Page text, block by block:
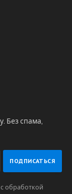
Без спама,
обработкой